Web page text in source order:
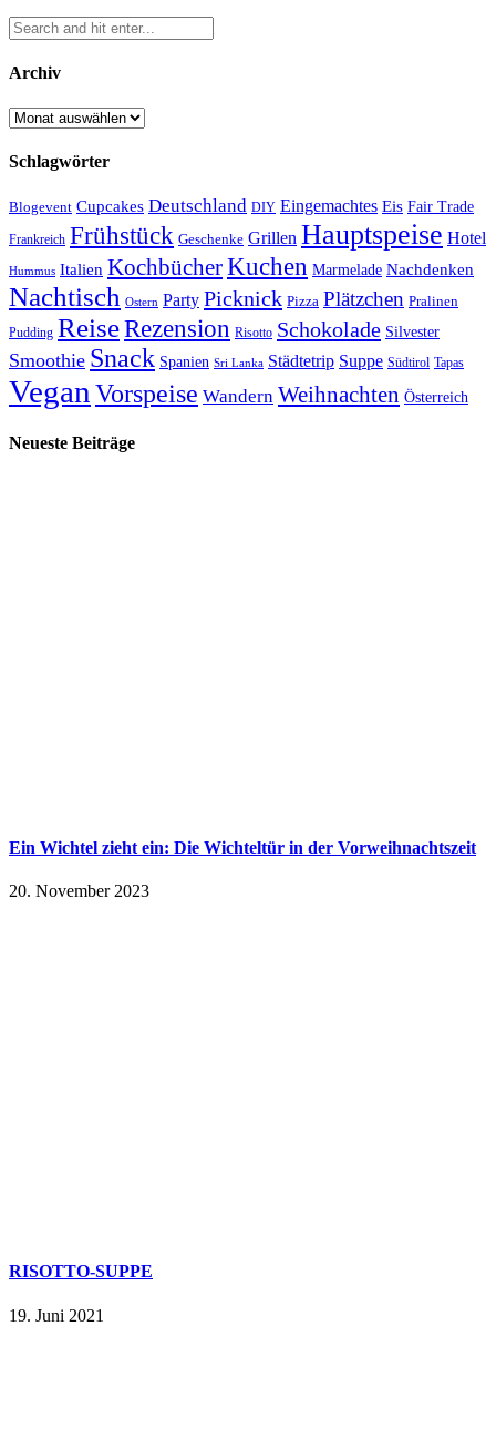
Archiv
Archiv
Schlagwörter
Blogevent Cupcakes Deutschland DIY Eingemachtes Eis Fair Trade
Frankreich Frühstück Geschenke Grillen Hauptspeise Hotel
Hummus Italien KochbücherKuchen Marmelade Nachdenken
Nachtisch Ostern Party Picknick Pizza Plätzchen Pralinen
Pudding ReiseRezension Risotto Schokolade Silvester
Smoothie Snack Spanien Sri Lanka Städtetrip Suppe Südtirol Tapas
Vegan Vorspeise Wandern Weihnachten Österreich
Neueste Beiträge
Ein Wichtel zieht ein: Die Wichteltür in der Vorweihnachtszeit
20. November 2023
RISOTTO-SUPPE
19. Juni 2021